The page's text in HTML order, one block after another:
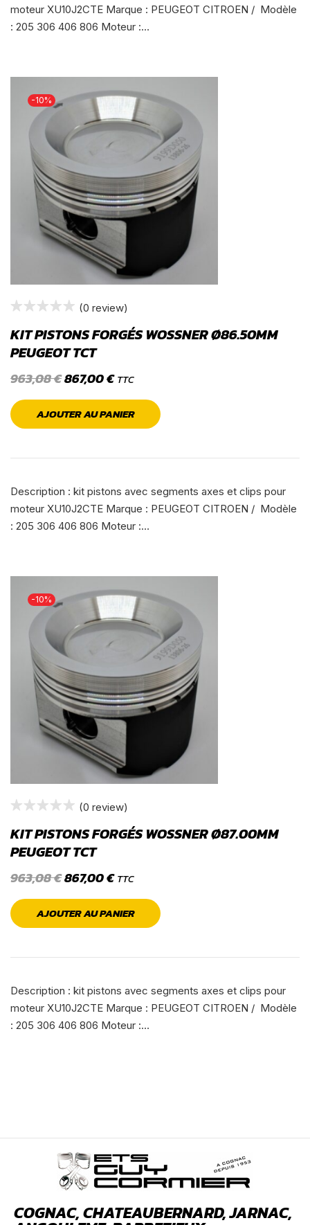
moteur XU10J2CTE Marque : PEUGEOT CITROEN / Modèle
: 205 306 406 806 Moteur :…
-10%
(0 review)
KIT PISTONS FORGÉS WOSSNER Ø86.50MM
PEUGEOT TCT
963,08€867,00€ TTC
AJOUTER AU PANIER
Description : kit pistons avec segments axes et clips pour
moteur XU10J2CTE Marque : PEUGEOT CITROEN / Modèle
: 205 306 406 806 Moteur :…
-10%
(0 review)
KIT PISTONS FORGÉS WOSSNER Ø87.00MM
PEUGEOT TCT
963,08€867,00€ TTC
AJOUTER AU PANIER
Description : kit pistons avec segments axes et clips pour
moteur XU10J2CTE Marque : PEUGEOT CITROEN / Modèle
: 205 306 406 806 Moteur :…
COGNAC, CHATEAUBERNARD, JARNAC,